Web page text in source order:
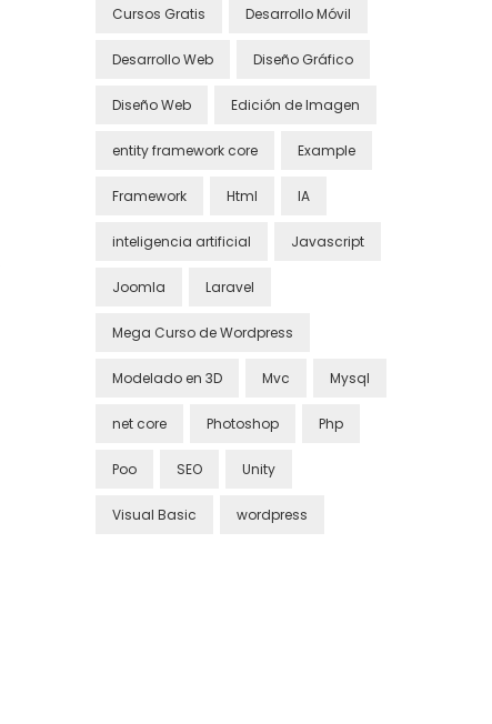
Cursos Gratis Desarrollo Móvil
Desarrollo Web Diseño Gráfico
Diseño Web Edición de Imagen
entity framework core Example
Framework Html IA
inteligencia artificial Javascript
Joomla Laravel
Mega Curso de Wordpress
Modelado en 3D Mvc Mysql
net core Photoshop Php
Poo SEO Unity
Visual Basic wordpress